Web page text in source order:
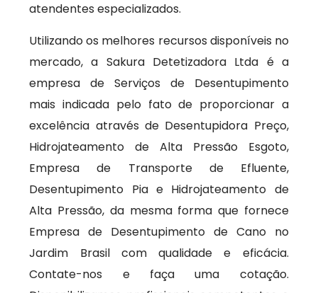
atendentes especializados.
Utilizando os melhores recursos disponíveis no
mercado, a Sakura Detetizadora Ltda é a
empresa de Serviços de Desentupimento
mais indicada pelo fato de proporcionar a
excelência através de Desentupidora Preço,
Hidrojateamento de Alta Pressão Esgoto,
Empresa de Transporte de Efluente,
Desentupimento Pia e Hidrojateamento de
Alta Pressão, da mesma forma que fornece
Empresa de Desentupimento de Cano no
Jardim Brasil com qualidade e eficácia.
Contate-nos e faça uma cotação.